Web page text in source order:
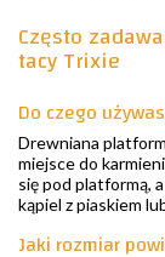
Często
tacy Trixie
Do czego
Drewniana
miejsce do
się pod platformą,
kąpiel z piaskiem
Jaki rozmiar